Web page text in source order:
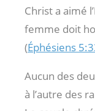
Christ a aimé
femme doit
(Éphésiens
Aucun des
à l’autre des